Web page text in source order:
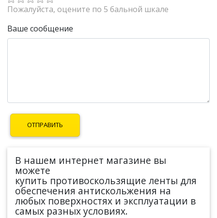
Пожалуйста, оцените по 5 бальной шкале
Ваше сообщение
В нашем интернет магазине вы
можете
купить противоскользящие ленты для
обеспечения антискольжения на
любых поверхностях и эксплуатации в
самых разных условиях.